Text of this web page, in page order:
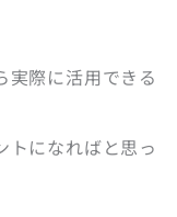
実際に活用できる
トになればと思っ